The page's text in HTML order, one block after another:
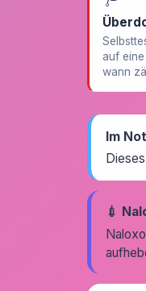
auf
wann
Im
💉